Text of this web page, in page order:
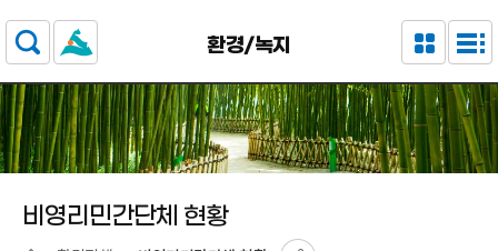
주요 메뉴로 건너뛰기
본문으로가기
환경/녹지
비영리민간단체 현황